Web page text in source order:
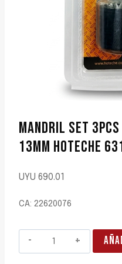
MANDRIL SET
13MM HOTECHE
UYU 690.01
CA: 22620076
MANDRIL
SET